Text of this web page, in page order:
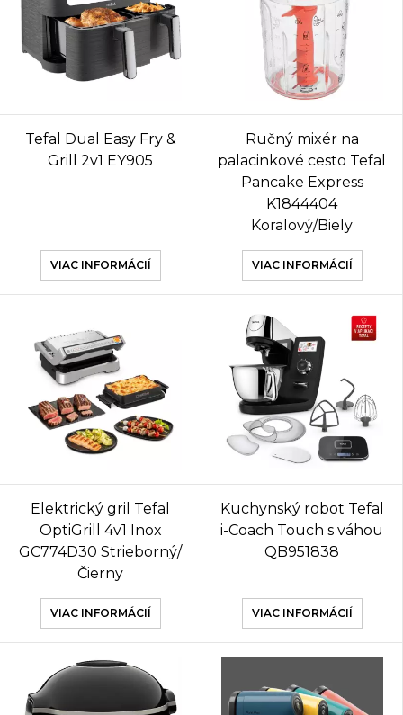
Tefal Dual Easy Fry &
Grill 2v1 EY905
VIAC INFORMÁCIÍ
Ručný mixér na
palacinkové cesto Tefal
Pancake Express
K1844404
Koralový/Biely
VIAC INFORMÁCIÍ
Elektrický gril Tefal
OptiGrill 4v1 Inox
GC774D30 Strieborný/
Čierny
VIAC INFORMÁCIÍ
Kuchynský robot Tefal
i-Coach Touch s váhou
QB951838
VIAC INFORMÁCIÍ